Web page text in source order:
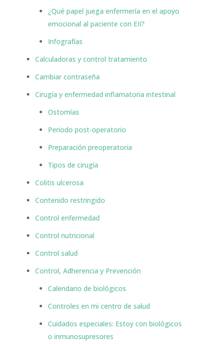
¿Qué papel juega enfermería en el apoyo
emocional al paciente con EII?
Infografías
Calculadoras y control tratamiento
Cambiar contraseña
Cirugía y enfermedad inflamatoria intestinal
Ostomías
Periodo post-operatorio
Preparación preoperatoria
Tipos de cirugía
Colitis ulcerosa
Contenido restringido
Control enfermedad
Control nutricional
Control salud
Control, Adherencia y Prevención
Calendario de biológicos
Controles en mi centro de salud
Cuidados especiales: Estoy con biológicos
o inmunosupresores